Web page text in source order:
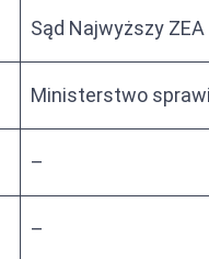
Sąd Najwyższy ZEA
Ministerstwo
–
–